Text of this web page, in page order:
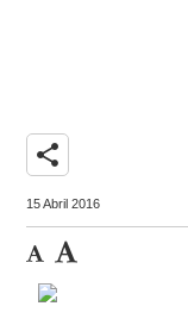
share
15 Abril 2016